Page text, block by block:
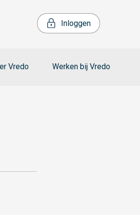
Inloggen
Vredo Werken bij Vredo